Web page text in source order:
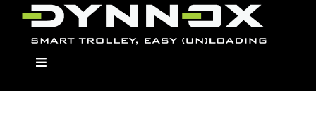
Skip
Toggle